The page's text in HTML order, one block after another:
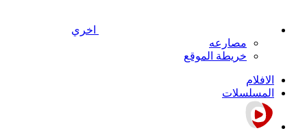
اخري
مصارعه
خريطة الموقع
الافلام
المسلسلات